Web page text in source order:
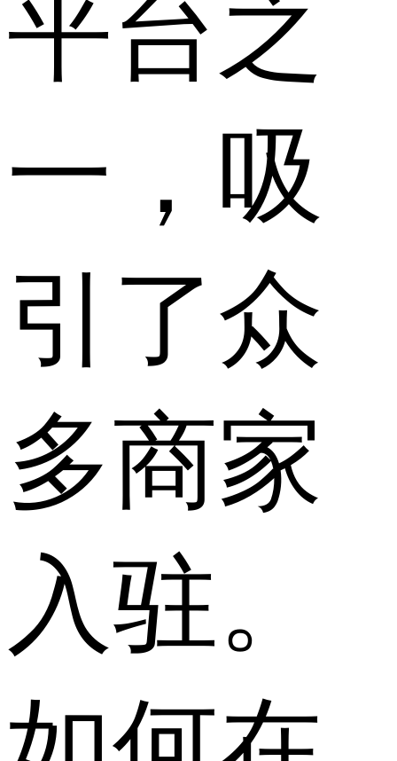
平台之
一，吸
引了众
多商家
入驻。